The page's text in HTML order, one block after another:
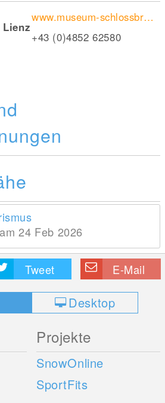
Lienz
www.museum-schlossbruck.at
+43 (0)4852 62580
24 Feb 2026
Tweet E-Mail
Desktop
Projekte
SnowOnline
SportFits